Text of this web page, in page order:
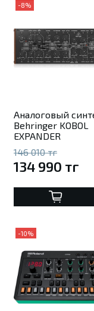
-8%
Аналоговый
Behringer KOBOL
EXPANDER
146 010 тг
134 990 тг
-10%